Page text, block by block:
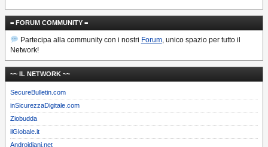
= FORUM COMMUNITY =
Partecipa alla community con i nostri Forum, unico spazio per tutto il
Network!
~~ IL NETWORK ~~
SecureBulletin.com
inSicurezzaDigitale.com
Ziobudda
ilGlobale.it
Androidiani.net